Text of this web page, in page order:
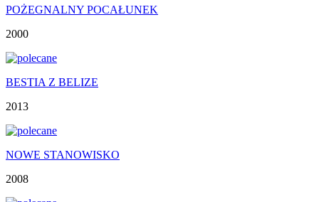
POŻEGNALNY POCAŁUNEK
2000
BESTIA Z BELIZE
2013
NOWE STANOWISKO
2008